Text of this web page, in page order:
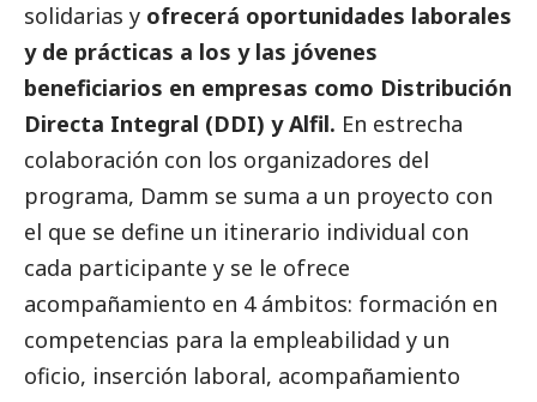
solidarias y ofrecerá oportunidades laborales
y de prácticas a los y las jóvenes
beneficiarios en empresas como Distribución
Directa Integral (DDI) yAlfil. En estrecha
colaboración con los organizadores del
programa, Damm se suma a un proyecto con
el que se define un itinerario individual con
cada participante y se le ofrece
acompañamiento en 4 ámbitos: formación en
competencias para la empleabilidad y un
oficio, inserción laboral, acompañamiento